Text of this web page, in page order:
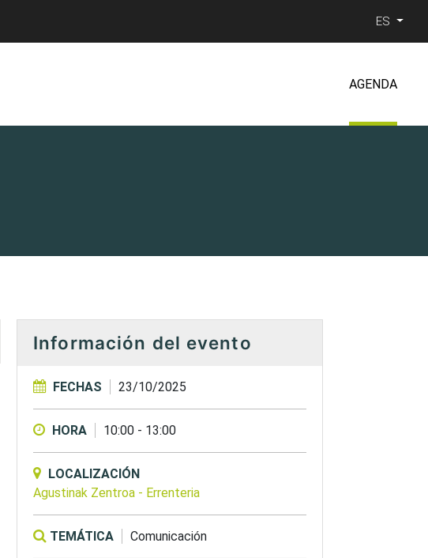
ES
AGENDA
Información del evento
FECHAS 23/10/2025
HORA 10:00 - 13:00
LOCALIZACIÓN
Agustinak Zentroa - Errenteria
TEMÁTICA Comunicación